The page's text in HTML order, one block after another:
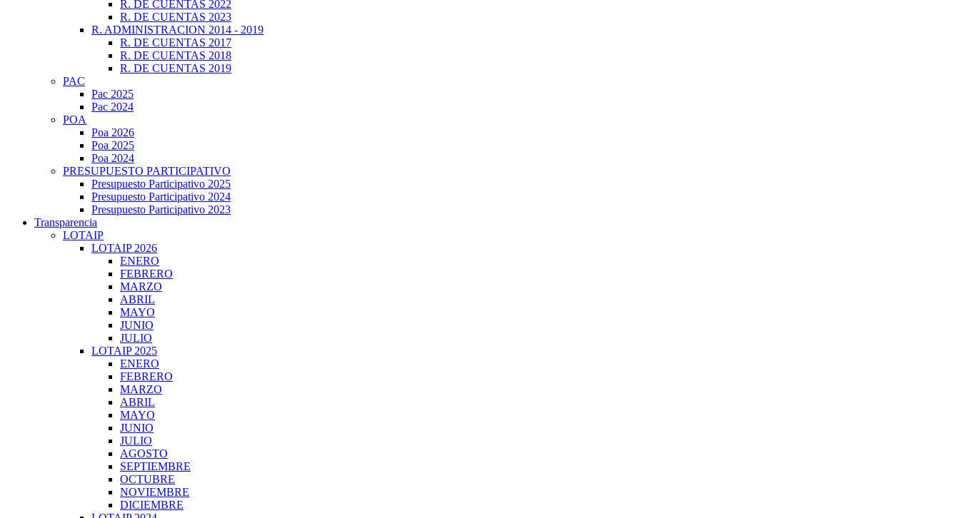
R. DE CUENTAS 2022
R. DE CUENTAS 2023
R. ADMINISTRACION 2014 - 2019
R. DE CUENTAS 2017
R. DE CUENTAS 2018
R. DE CUENTAS 2019
PAC
Pac 2025
Pac 2024
POA
Poa 2026
Poa 2025
Poa 2024
PRESUPUESTO PARTICIPATIVO
Presupuesto Participativo 2025
Presupuesto Participativo 2024
Presupuesto Participativo 2023
Transparencia
LOTAIP
LOTAIP 2026
ENERO
FEBRERO
MARZO
ABRIL
MAYO
JUNIO
JULIO
LOTAIP 2025
ENERO
FEBRERO
MARZO
ABRIL
MAYO
JUNIO
JULIO
AGOSTO
SEPTIEMBRE
OCTUBRE
NOVIEMBRE
DICIEMBRE